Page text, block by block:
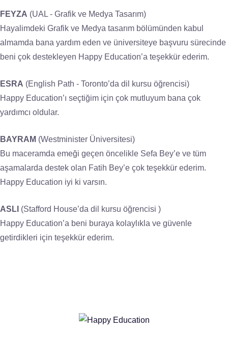
FEYZA (UAL - Grafik ve Medya Tasarım)
Hayalimdeki Grafik ve Medya tasarım bölümünden kabul
almamda bana yardım eden ve üniversiteye başvuru sürecinde
beni çok destekleyen Happy Education’a teşekkür ederim.
ESRA (English Path - Toronto’da dil kursu öğrencisi)
Happy Education’ı seçtiğim için çok mutluyum bana çok
yardımcı oldular.
BAYRAM (Westminister Üniversitesi)
Bu maceramda emeği geçen öncelikle Sefa Bey’e ve tüm
aşamalarda destek olan Fatih Bey’e çok teşekkür ederim.
Happy Education iyi ki varsın.
ASLI (Stafford House’da dil kursu öğrencisi )
Happy Education’a beni buraya kolaylıkla ve güvenle
getirdikleri için teşekkür ederim.